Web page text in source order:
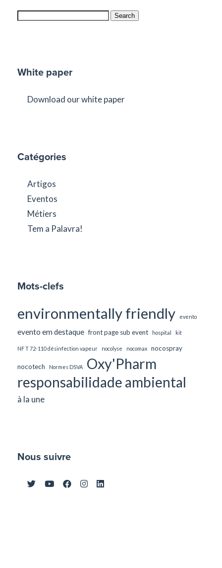
Search
White paper
Download our white paper
Catégories
Artigos
Eventos
Métiers
Tem a Palavra!
Mots-clefs
environmentally friendly evento
evento em destaque front page sub event hospital kit
NF T 72-110 désinfection vapeur nocolyse nocomax nocospray
nocotech Normes DSVA
Oxy'Pharm
responsabilidade ambiental
à la une
Nous suivre